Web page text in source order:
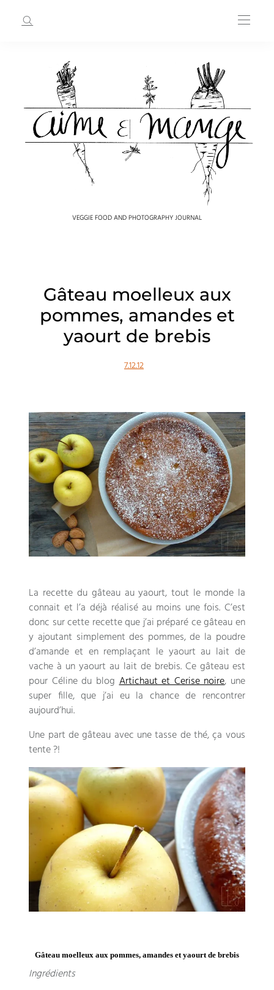
VEGGIE FOOD AND PHOTOGRAPHY JOURNAL
Gâteau moelleux aux
pommes, amandes et
yaourt de brebis
7.12.12
La recette du gâteau au yaourt, tout le monde la
connait et l’a déjà réalisé au moins une fois. C’est
donc sur cette recette que j’ai préparé ce gâteau en
y ajoutant simplement des pommes, de la poudre
d’amande et en remplaçant le yaourt au lait de
vache à un yaourt au lait de brebis. Ce gâteau est
pour Céline du blogArtichaut et Cerise noire, une
super fille, que j’ai eu la chance de rencontrer
aujourd’hui.
Une part de gâteau avec une tasse de thé, ça vous
tente ?!
Gâteau moelleux aux pommes, amandes et yaourt de brebis
Ingrédients